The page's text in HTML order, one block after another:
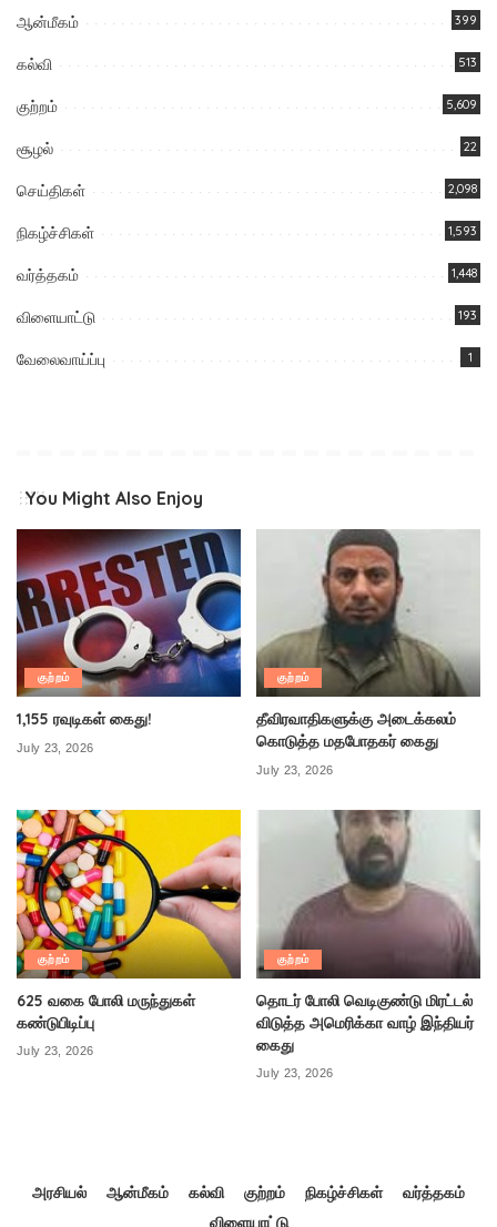
ஆன்மீகம் 399
கல்வி 513
குற்றம் 5,609
சூழல் 22
செய்திகள் 2,098
நிகழ்ச்சிகள் 1,593
வர்த்தகம் 1,448
விளையாட்டு 193
வேலைவாய்ப்பு 1
You Might Also Enjoy
குற்றம்
1,155 ரவுடிகள் கைது!
July 23, 2026
குற்றம்
தீவிரவாதிகளுக்கு அடைக்கலம்
கொடுத்த மதபோதகர் கைது
July 23, 2026
குற்றம்
625 வகை போலி மருந்துகள்
கண்டுபிடிப்பு
July 23, 2026
குற்றம்
தொடர் போலி வெடிகுண்டு மிரட்டல்
விடுத்த அமெரிக்கா வாழ் இந்தியர்
கைது
July 23, 2026
அரசியல் ஆன்மீகம் கல்வி குற்றம் நிகழ்ச்சிகள்
வர்த்தகம்
விளையாட்டு